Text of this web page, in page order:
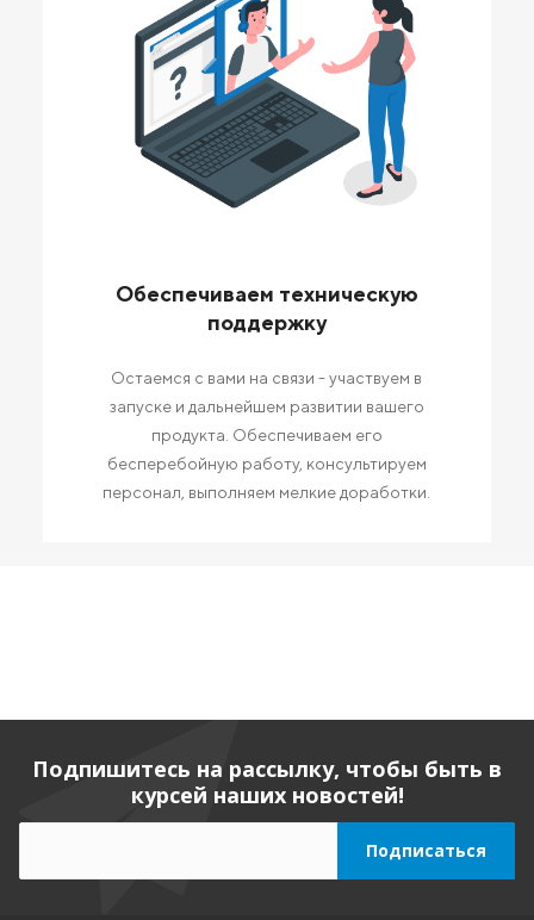
Обеспечиваем техническую
поддержку
Остаемся с вами на связи - участвуем в
запуске и дальнейшем развитии вашего
продукта. Обеспечиваем его
бесперебойную работу, консультируем
персонал, выполняем мелкие доработки.
Подпишитесь на рассылку, чтобы быть в
курсей наших новостей!